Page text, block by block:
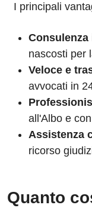
I principali
nascosti per
Veloce e
avvocati in
all'Albo e
Assistenza
ricorso
Quanto